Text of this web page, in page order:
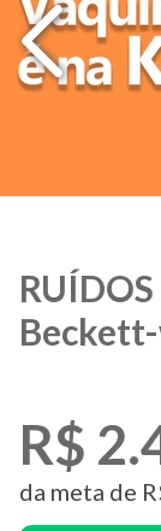
R$
da meta de